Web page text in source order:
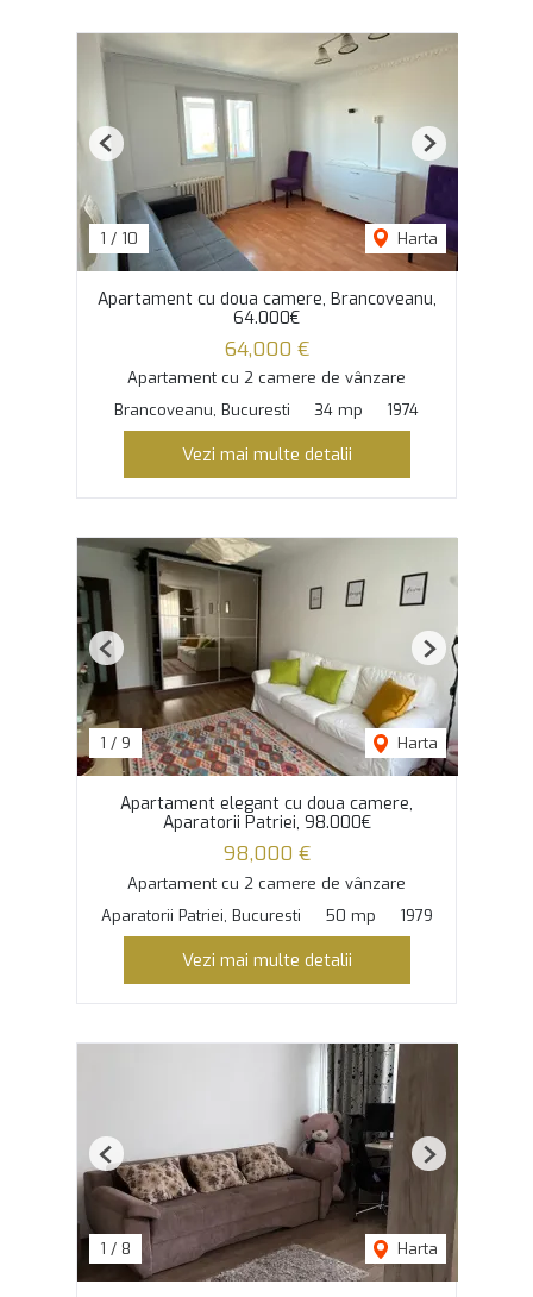
1 / 10 Harta
Previous Next
Apartament cu doua camere, Brancoveanu,
64.000€
64,000 €
Apartament cu 2 camere de vânzare
Brancoveanu, Bucuresti
34 mp 1974
Vezi mai multe detalii
1 / 9 Harta
Previous Next
Apartament elegant cu doua camere,
Aparatorii Patriei, 98.000€
98,000 €
Apartament cu 2 camere de vânzare
Aparatorii Patriei, Bucuresti
50 mp 1979
Vezi mai multe detalii
1 / 8 Harta
Previous Next